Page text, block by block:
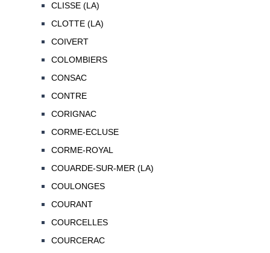
CLISSE (LA)
CLOTTE (LA)
COIVERT
COLOMBIERS
CONSAC
CONTRE
CORIGNAC
CORME-ECLUSE
CORME-ROYAL
COUARDE-SUR-MER (LA)
COULONGES
COURANT
COURCELLES
COURCERAC